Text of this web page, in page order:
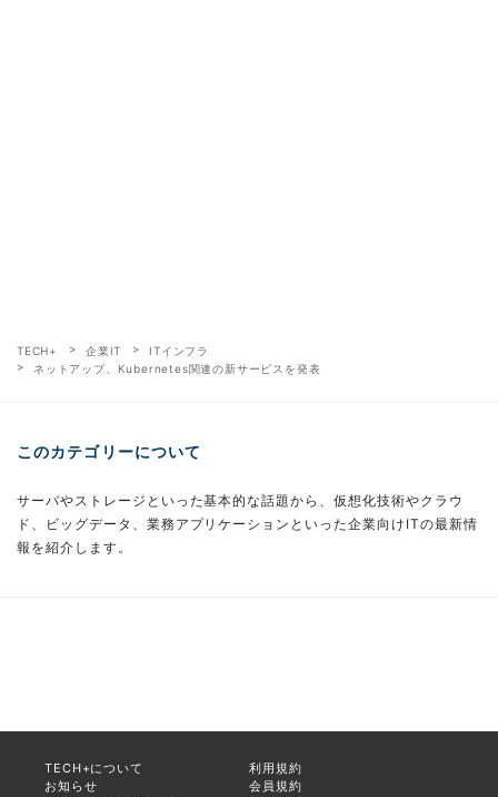
TECH+ 企業IT
ITインフラ
ネットアップ、Kubernetes関連の新サービスを発表
このカテゴリーについて
サーバやストレージといった基本的な話題から、仮想化技術やクラウ
ド、ビッグデータ、業務アプリケーションといった企業向けITの最新情
報を紹介します。
TECH+について
利用規約
お知らせ
会員規約